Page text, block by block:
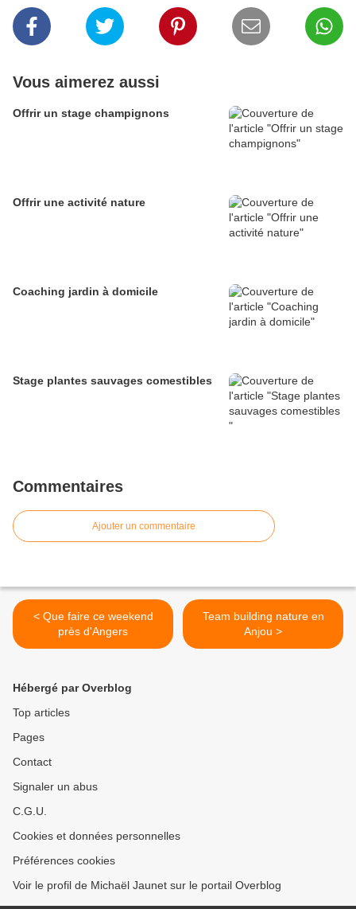
Vous aimerez aussi
Offrir un stage champignons
Offrir une activité nature
Coaching jardin à domicile
Stage plantes sauvages comestibles
Commentaires
Ajouter un commentaire
< Que faire ce weekend
près d'Angers
Team building nature en
Anjou >
Hébergé par Overblog
Top articles
Pages
Contact
Signaler un abus
C.G.U.
Cookies et données personnelles
Préférences cookies
Voir le profil de Michaël Jaunet sur le portail Overblog